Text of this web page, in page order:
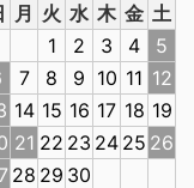
月 火 水 木 金 土
1
2 3 4
5
7 8 9 10 11 12
14 15 16 17 18 19
21 22 23 24 25 26
28 29 30